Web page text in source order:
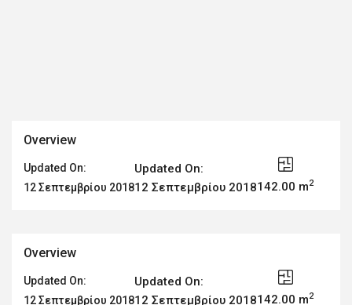
Overview
Updated On:
12 Σεπτεμβρίου 2018
Updated On:
12 Σεπτεμβρίου 2018142.00 m2
Overview
Updated On:
12 Σεπτεμβρίου 2018
Updated On:
12 Σεπτεμβρίου 2018142.00 m2